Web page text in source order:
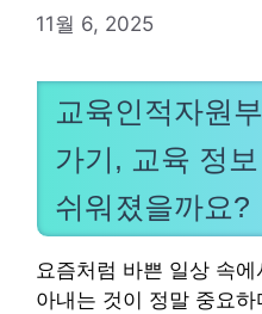
11월 6, 2025
교육인적자원
가기, 교육 정
쉬워졌을까요?
요즘처럼 바쁜 일상 속
아내는 것이 정말 중요